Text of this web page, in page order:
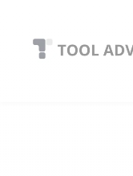
content